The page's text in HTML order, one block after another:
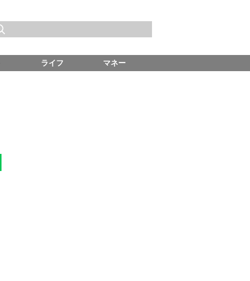
ライフ マネー